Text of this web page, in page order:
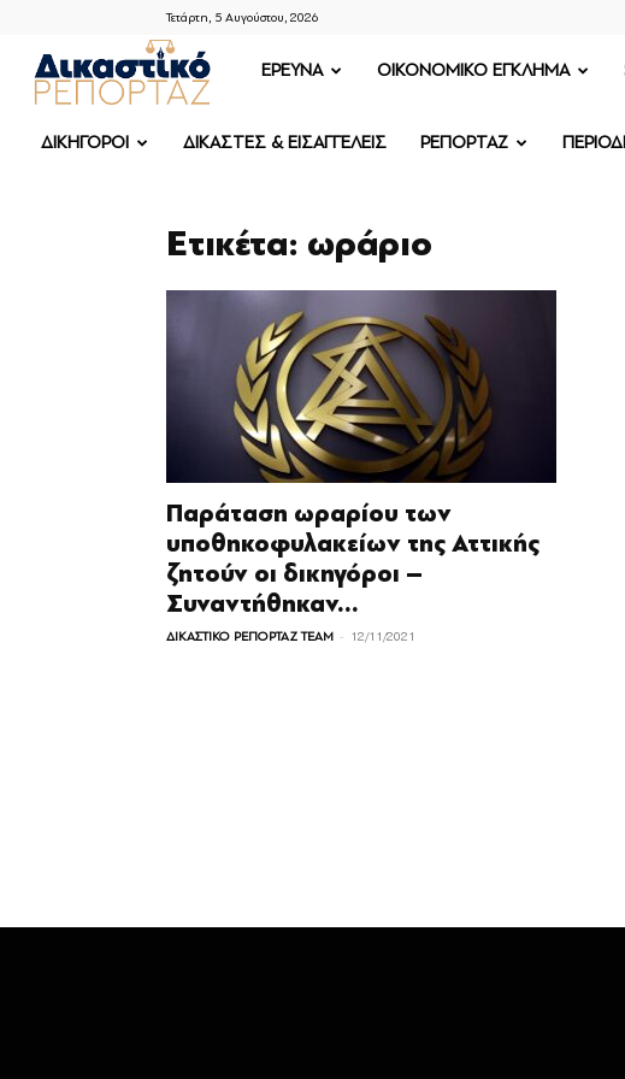
Τετάρτη, 5 Αυγούστου, 2026
ΔΙΚΑΣΤΙΚΟ
ΡΕΠΟΡΤΑΖ
ΕΡΕΥΝΑ OIKONOMIKO ΕΓΚΛΗΜΑ
ΔΙΚΗΓΟΡΟΙ ΔΙΚΑΣΤΕΣ & ΕΙΣΑΓΓΕΛΕΙΣ ΡΕΠΟΡΤΑΖ
Ετικέτα: ωράριο
Παράταση ωραρίου των
υποθηκοφυλακείων της Αττικής
ζητούν οι δικηγόροι –
Συναντήθηκαν...
ΔΙΚΑΣΤΙΚΟ ΡΕΠΟΡΤΑΖ TEAM - 12/11/2021